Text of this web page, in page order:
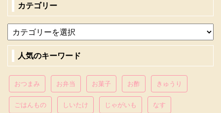
カテゴリー
人気のキーワード
おつまみ お弁当 お菓子 お酢 きゅうり
ごはんもの しいたけ じゃがいも なす